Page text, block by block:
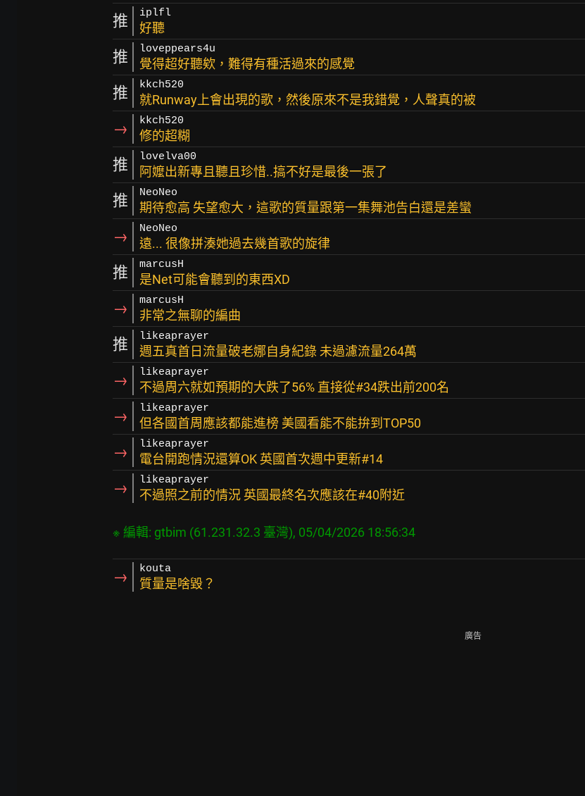
推 iplfl
好聽
推 loveppears4u
覺得超好聽欸，難得有種活過來的感覺
推 kkch520
就Runway上會出現的歌，然後原來不是我錯覺，人聲真的被
→ kkch520
修的超糊
推 lovelva00
阿嬤出新專且聽且珍惜..搞不好是最後一張了
推 NeoNeo
期待愈高 失望愈大，這歌的質量跟第一集舞池告白還是差蠻
→ NeoNeo
遠... 很像拼湊她過去幾首歌的旋律
推 marcusH
是Net可能會聽到的東西XD
→ marcusH
非常之無聊的編曲
推 likeaprayer
週五真首日流量破老娜自身紀錄 未過濾流量264萬
→ likeaprayer
不過周六就如預期的大跌了56% 直接從#34跌出前200名
→ likeaprayer
但各國首周應該都能進榜 美國看能不能拚到TOP50
→ likeaprayer
電台開跑情況還算OK 英國首次週中更新#14
→ likeaprayer
不過照之前的情況 英國最終名次應該在#40附近
→ kouta
質量是啥毀？
廣告